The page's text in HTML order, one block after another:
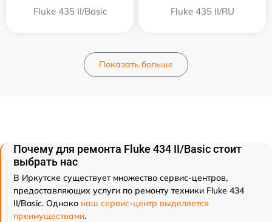
Fluke 435 II/Basic Fluke 435 II/RU
Показать больше
Почему для ремонта Fluke 434 II/Basic стоит
выбрать нас
В Иркутске существует множество сервис-центров,
предоставляющих услуги по ремонту техники Fluke 434
II/Basic. Однако наш сервис-центр выделяется
преимуществами.